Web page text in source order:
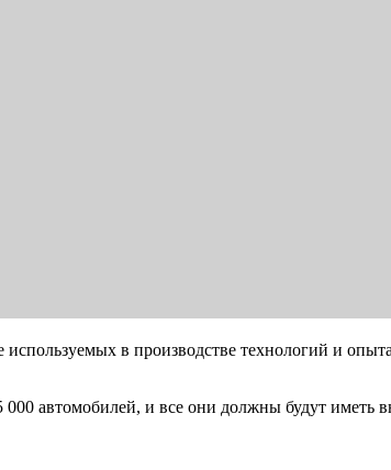
в производстве технологий и
автомобилей, и все они должны будут иметь